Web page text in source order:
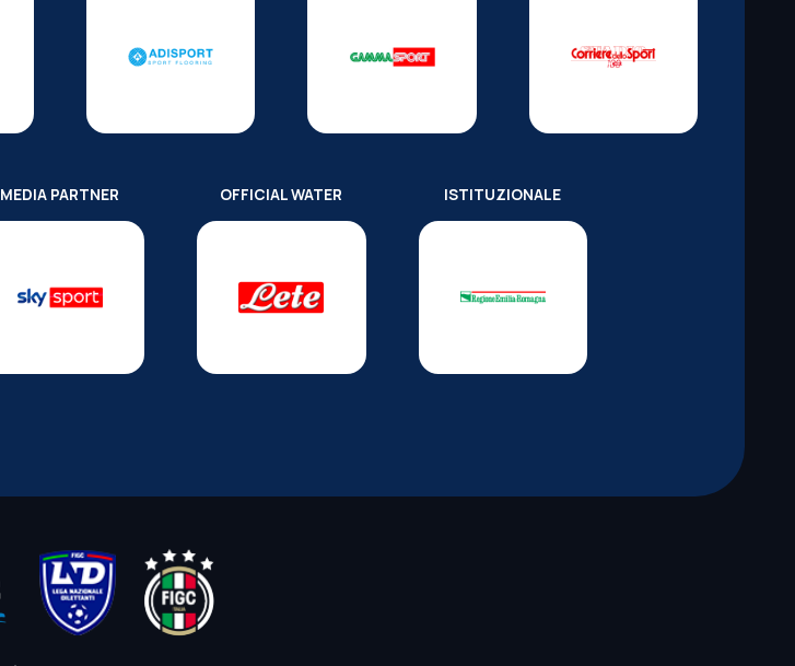
MEDIA PARTNER OFFICIAL WATER ISTITUZIONALE